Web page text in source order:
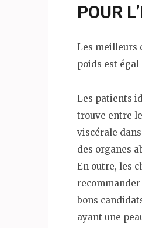
POUR
Les meilleurs
poids est
Les patients
trouve entre
viscérale
des organes
En outre, les
bons
ayant une